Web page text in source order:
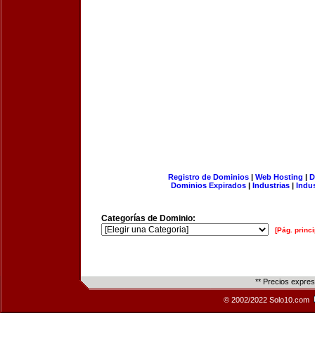
Registro de Dominios| Web Hosting |
Dominios Expirados | Industrias |
Categorías de Dominio:
[Pág.
** Precios
© 2002/2022 Solo10.com